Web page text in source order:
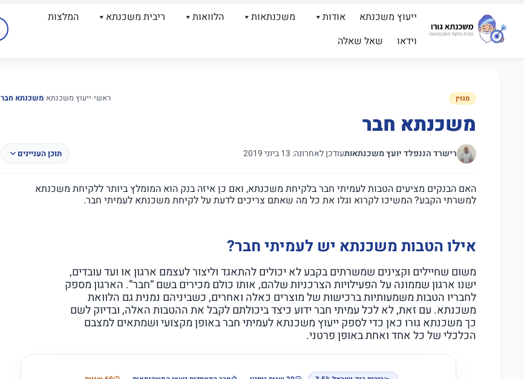
ייעוץ משכנתא אודות משכנתאות הלוואות ריבית משכנתא
המלצות
וידאו
שאל שאלה
מגזין ראשי‹ייעוץ משכנתא‹משכנתא חבר
משכנתא חבר
רישרד הננפלד יועץ משכנתאותעודכן לאחרונה: 13 ביוני 2019 תוכן העניינים
האם הבנקים מציעים הטבות לעמיתי חבר בלקיחת משכנתא, ואם כן איזה בנק הוא המומלץ ביותר ללקיחת משכנתא
למשרתי הקבע? המשיכו לקרוא וגלו את כל מה שאתם צריכים לדעת על לקיחת משכנתא לעמיתי חבר.
אילו הטבות משכנתא יש לעמיתי חבר?
משום שחיילים וקצינים שמשרתים בקבע לא יכולים להתאגד וליצור לעצמם ארגון או ועד עובדים,
ישנו ארגון שממונה על הפעילויות הצרכניות שלהם, אותו כולם מכירים בשם “חבר”. הארגון מספק
לחבריו הטבות משמעותיות ברכישות של מוצרים כאלה ואחרים, כשביניהם נמנית גם הלוואת
משכנתא. עם זאת, לא לכל עמיתי חבר ידוע כיצד ביכולתם לקבל את ההטבות האלה, ובדיוק לשם
כך משכנתא גורו כאן כדי לספק ייעוץ משכנתא לעמיתי חבר באופן מקצועי ושמתאים למצבם
הכלכלי של כל אחד ואחת באופן פרטני.